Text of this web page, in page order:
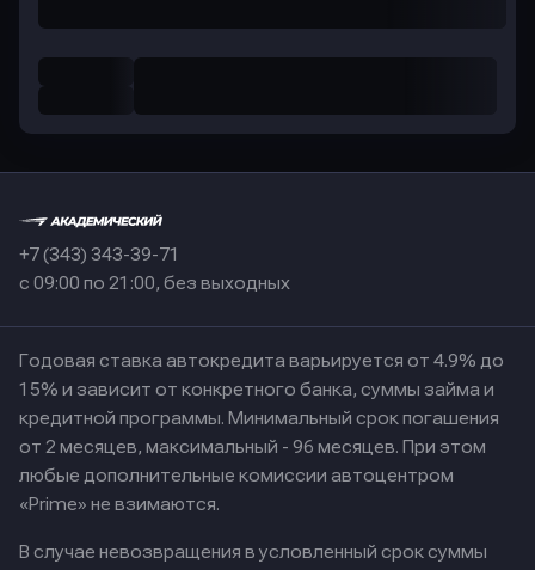
+7 (343) 343-39-71
с 09:00 по 21:00, без выходных
Годовая ставка автокредита варьируется от 4.9% до
15% и зависит от конкретного банка, суммы займа и
кредитной программы. Минимальный срок погашения
от 2 месяцев, максимальный - 96 месяцев. При этом
любые дополнительные комиссии автоцентром
«Prime» не взимаются.
В случае невозвращения в условленный срок суммы